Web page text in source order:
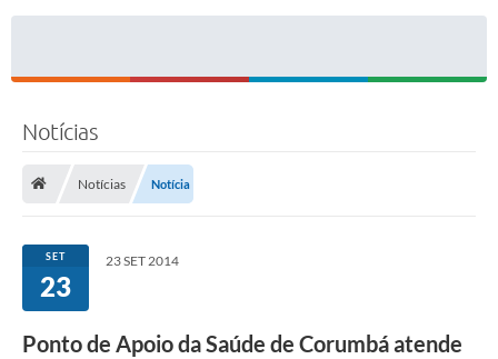
Notícias
Notícias Notícia
SET
23
23 SET 2014
Ponto de Apoio da Saúde de Corumbá atende